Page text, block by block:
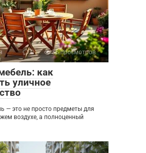
0 56 просмотров
как
уличное
— это не просто предметы для
воздухе, а полноценный